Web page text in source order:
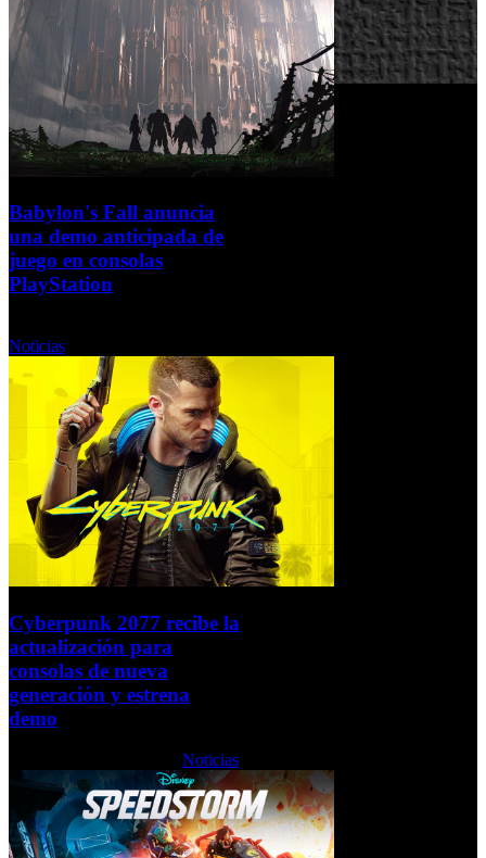
Babylon's Fall anuncia
una demo anticipada de
juego en consolas
PlayStation
Noticias
Cyberpunk 2077 recibe la
actualización para
consolas de nueva
generación y estrena
demo
Noticias